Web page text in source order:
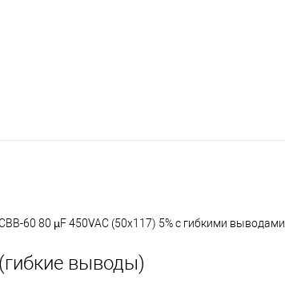
60 80 µF 450VAC (50x117) 5% с гибкими выводами
выводы)